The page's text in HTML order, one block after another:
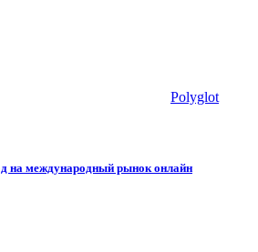
Polyglot
на международный рынок онлайн